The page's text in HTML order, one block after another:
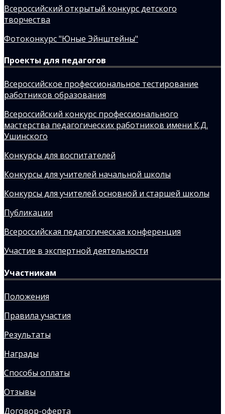
Всероссийский открытый конкурс детского
творчества
Фотоконкурс "Юные Эйнштейны"
Проекты для педагогов
Всероссийское профессиональное тестирование
работников образования
Всероссийский конкурс профессионального
мастерства педагогических работников имени К.Д.
Ушинского
Конкурсы для воспитателей
Конкурсы для учителей начальной школы
Конкурсы для учителей основной и старшей школы
Публикации
Всероссийская педагогическая конференция
Участие в экспертной деятельности
Участникам
Положения
Правила участия
Результаты
Награды
Способы оплаты
Отзывы
Договор-оферта